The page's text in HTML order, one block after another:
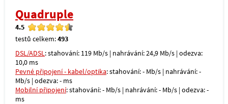
Quadruple
4.5
testů celkem:493
DSL/ADSL: stahování: 119 Mb/s | nahrávání: 24,9 Mb/s | odezva:
10,0 ms
Pevné připojení - kabel/optika: stahování: - Mb/s | nahrávání: -
Mb/s | odezva: - ms
Mobilní připojení: stahování: - Mb/s | nahrávání: - Mb/s | odezva: -
ms